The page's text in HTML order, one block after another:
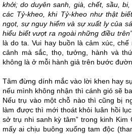
khởi; do duyên sanh, già, chết, sầu,
các Tỷ-kheo, khi Tỷ-kheo như thật
ngọt, sự nguy hiểm và sự xuất ly của
hiểu biết vượt ra ngoài những điều trên”
là do ta. Vui hay buồn là cảm xúc,
cảnh mà sắc, thọ, tưởng, hành và
không là ở mỗi hành giả trên bước
Tâm đừng dính mắc vào lời khen hay
nếu mình không nhận thì cánh gió sẽ
Nếu trụ vào một chỗ nào thì cũng bị
làm được thì mới thoát khỏi luân hồi
sở trụ nhi sanh kỳ tâm” trong kinh Kim
mấy ai chịu buông xuống tam độc